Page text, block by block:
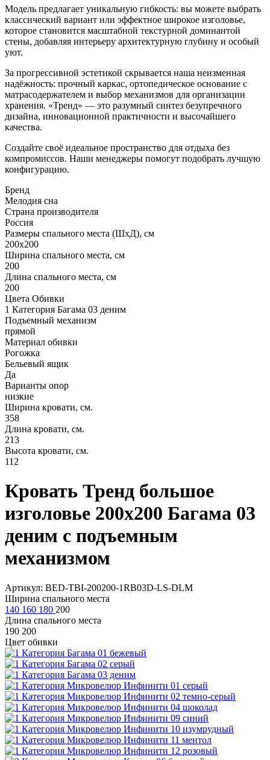
Модель предлагает уникальную гибкость: вы можете выбрать
классический вариант или эффектное широкое изголовье,
которое становится масштабной текстурной доминантой
стены, добавляя интерьеру архитектурную глубину и особый
уют.
За прогрессивной эстетикой скрывается наша неизменная
надёжность: прочный каркас, ортопедическое основание с
матрасодержателем и выбор механизмов для организации
хранения. «Тренд» — это разумный синтез безупречного
дизайна, инновационной практичности и высочайшего
качества.
Создайте своё идеальное пространство для отдыха без
компромиссов. Наши менеджеры помогут подобрать лучшую
конфигурацию.
Бренд
Мелодия сна
Страна производителя
Россия
Размеры спального места (ШхД), см
200х200
Ширина спального места, см
200
Длина спального места, см
200
Цвета Обивки
1 Категория Багама 03 деним
Подъемный механизм
прямой
Материал обивки
Рогожка
Бельевый ящик
Да
Варианты опор
низкие
Ширина кровати, см.
358
Длина кровати, см.
213
Высота кровати, см.
112
Кровать Тренд большое
изголовье 200х200 Багама 03
деним с подъемным
механизмом
Артикул: BED-TBI-200200-1RB03D-LS-DLM
Ширина спального места
140 160 180 200
Длина спального места
190 200
Цвет обивки